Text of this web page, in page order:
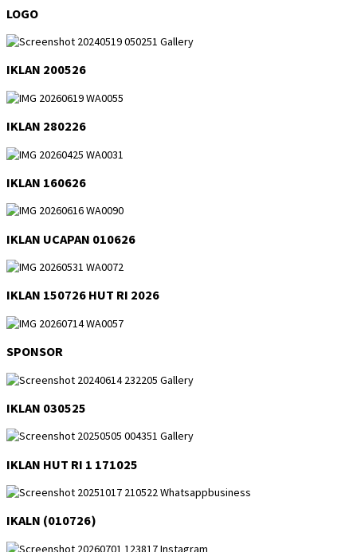
LOGO
IKLAN 200526
IKLAN 280226
IKLAN 160626
IKLAN UCAPAN 010626
IKLAN 150726 HUT RI 2026
SPONSOR
IKLAN 030525
IKLAN HUT RI 1 171025
IKALN (010726)